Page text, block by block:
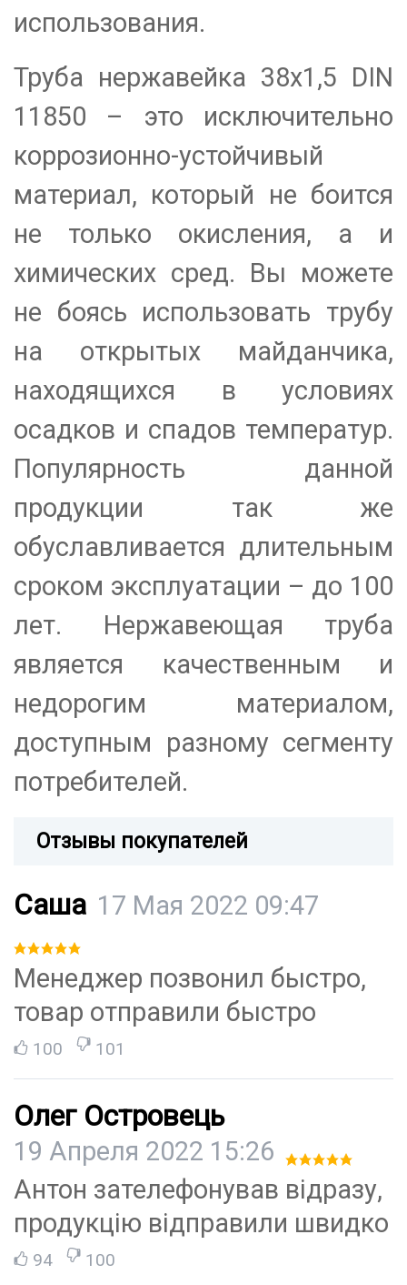
использования.
Труба нержавейка 38х1,5 DIN
11850 – это исключительно
коррозионно-устойчивый
материал, который не боится
не только окисления, а и
химических сред. Вы можете
не боясь использовать трубу
на открытых майданчика,
находящихся в условиях
осадков и спадов температур.
Популярность данной
продукции так же
обуславливается длительным
сроком эксплуатации – до 100
лет. Нержавеющая труба
является качественным и
недорогим материалом,
доступным разному сегменту
потребителей.
Отзывы покупателей
Саша 17 Мая 2022 09:47
Менеджер позвонил быстро,
товар отправили быстро
100 101
Олег Островець
19 Апреля 2022 15:26
Антон зателефонував відразу,
продукцію відправили швидко
94 100